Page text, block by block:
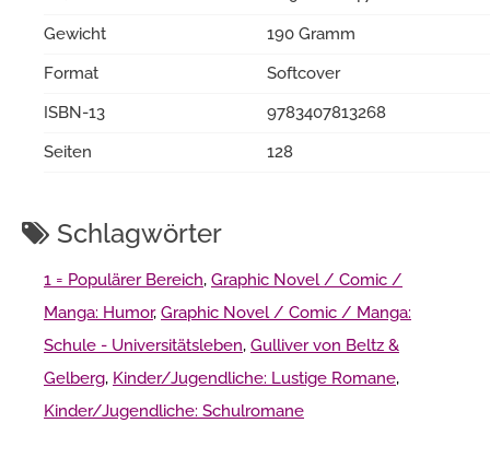
Gewicht
190 Gramm
Format
Softcover
ISBN-13
9783407813268
Seiten
128
Schlagwörter
1 = Populärer Bereich, Graphic Novel / Comic /
Manga: Humor, Graphic Novel / Comic / Manga:
Schule - Universitätsleben, Gulliver von Beltz &
Gelberg, Kinder/Jugendliche: Lustige Romane,
Kinder/Jugendliche: Schulromane